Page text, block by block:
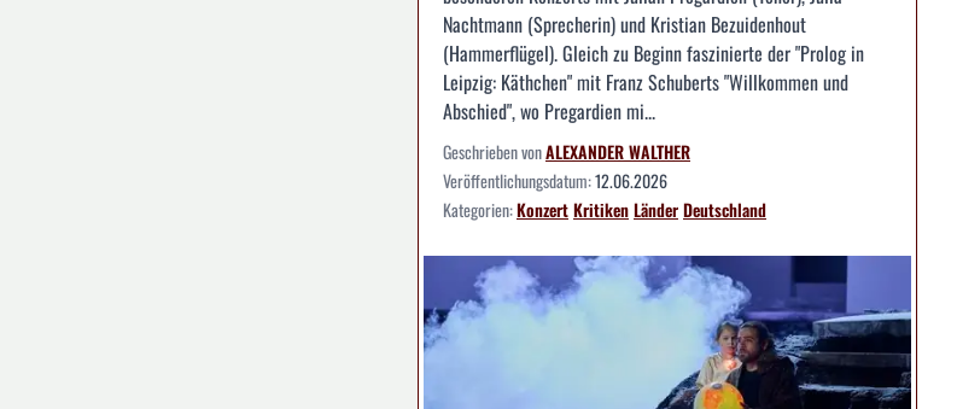
Nachtmann (Sprecherin) und Kristian Bezuidenhout
(Hammerflügel). Gleich zu Beginn faszinierte der "Prolog in
Leipzig: Käthchen" mit Franz Schuberts "Willkommen und
Abschied", wo Pregardien mi...
Geschrieben vonALEXANDER WALTHER
Veröffentlichungsdatum:12.06.2026
Kategorien:KonzertKritikenLänderDeutschland